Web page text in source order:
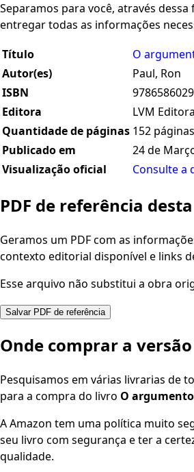
Separamos para você, através
entregar todas as informações
Título
O
Autor(es)
Paul, Ron
ISBN
Editora
LVM Editora
Quantidade de páginas 152 páginas
Publicado em
24 de
Visualização oficial
Consulte a
PDF de referência
Geramos um PDF com as
contexto editorial disponível e links
Esse arquivo não substitui a obra
Salvar PDF de referência
Onde comprar a
Pesquisamos em várias livrarias de
para a compra do livro O
A Amazon tem uma política muito
seu livro com segurança e ter a
qualidade.